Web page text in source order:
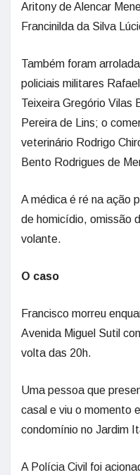
Aritony de Alencar
Francinilda da Silva
Também foram
policiais militares
Teixeira Gregório Vilas
Pereira de Lins; o
veterinário Rodrigo
Bento Rodrigues de
A médica é ré na ação
de homicídio, omissão
volante.
O caso
Francisco morreu
Avenida Miguel Sutil
volta das 20h.
Uma pessoa que
casal e viu o momento
condomínio no Jardim
A Polícia Civil foi